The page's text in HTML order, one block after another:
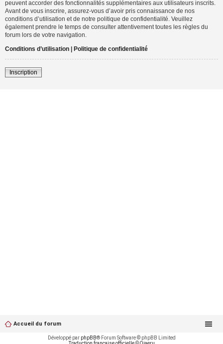
peuvent accorder des fonctionnalités supplémentaires aux utilisateurs inscrits.
Avant de vous inscrire, assurez-vous d’avoir pris connaissance de nos
conditions d’utilisation et de notre politique de confidentialité. Veuillez
également prendre le temps de consulter attentivement toutes les règles du
forum lors de votre navigation.
Conditions d’utilisation | Politique de confidentialité
Inscription
Accueil du forum
Développé par phpBB® Forum Software © phpBB Limited